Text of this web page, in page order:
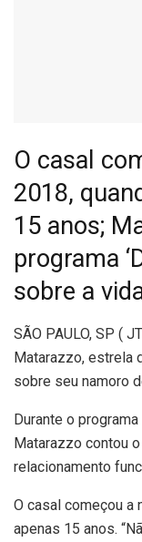
O casal
2018,
15 anos;
programa
sobre a
SÃO PAULO, SP (
Matarazzo, estrela
sobre seu namoro
Durante o programa
Matarazzo contou
relacionamento
O casal começou a
apenas 15 anos.